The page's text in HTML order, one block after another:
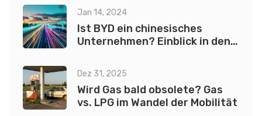
Jan 14, 2024
Ist BYD ein chinesisches
Unternehmen? Einblick in den
Batteriegiganten
Dez 31, 2025
Wird Gas bald obsolete? Gas
vs. LPG im Wandel der Mobilität